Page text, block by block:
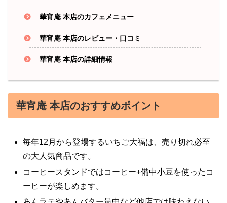
華宵庵 本店のカフェメニュー
華宵庵 本店のレビュー・口コミ
華宵庵 本店の詳細情報
華宵庵 本店のおすすめポイント
毎年12月から登場するいちご大福は、売り切れ必至
の大人気商品です。
コーヒースタンドではコーヒー+備中小豆を使ったコ
ーヒーが楽しめます。